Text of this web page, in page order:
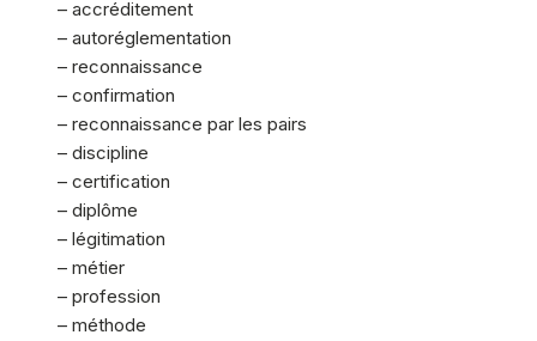
– accréditement
– autoréglementation
– reconnaissance
– confirmation
– reconnaissance par les pairs
– discipline
– certification
– diplôme
– légitimation
– métier
– profession
– méthode